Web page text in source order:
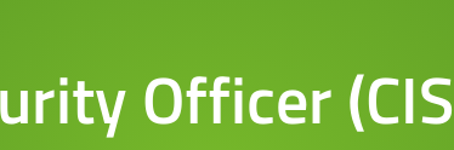
Officer